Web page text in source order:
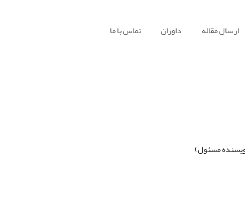
ارسال مقاله داوران تماس با ما
مسئول)